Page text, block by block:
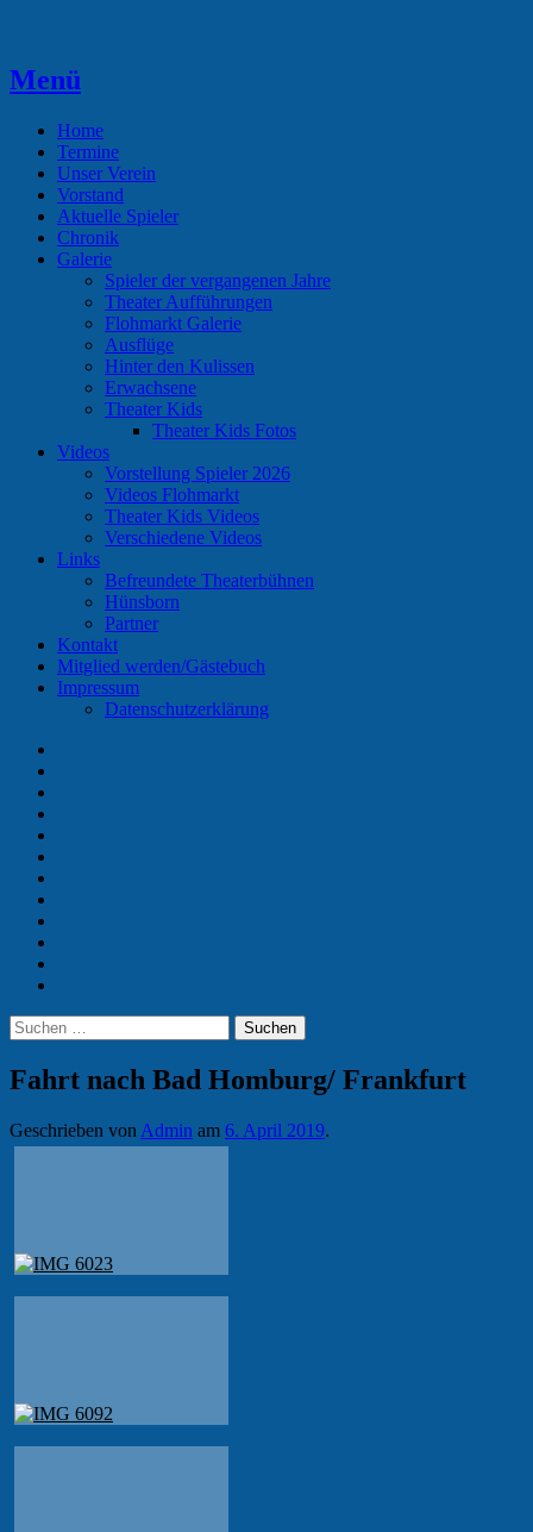
springen
Theaterverein Hünsborn
Menü
Home
Termine
Unser Verein
Vorstand
Aktuelle Spieler
Chronik
Galerie
Spieler der vergangenen Jahre
Theater Aufführungen
Flohmarkt Galerie
Ausflüge
Hinter den Kulissen
Erwachsene
Theater Kids
Theater Kids Fotos
Videos
Vorstellung Spieler 2026
Videos Flohmarkt
Theater Kids Videos
Verschiedene Videos
Links
Befreundete Theaterbühnen
Hünsborn
Partner
Kontakt
Mitglied werden/Gästebuch
Impressum
Datenschutzerklärung
Suchen
Suchen
nach:
Fahrt nach Bad Homburg/ Frankfurt
Geschrieben von Admin am 6. April 2019.